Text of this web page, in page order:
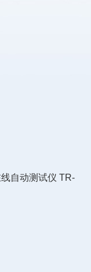
动测试仪 TR-